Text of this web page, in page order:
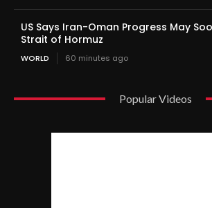
US Says Iran-Oman Progress May
Strait of Hormuz
WORLD 60 minutes ago
Popular Videos